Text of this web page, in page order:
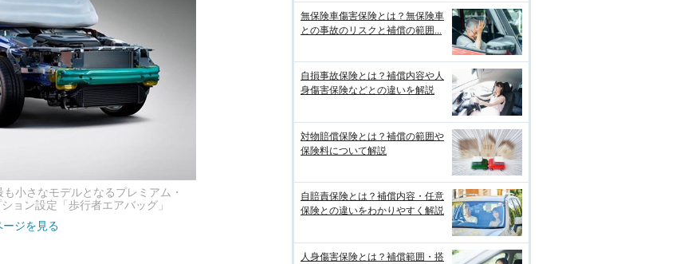
小さなモデルとなるプレミアム・
ョン設定「歩行者エアバッグ」
ージを見る
無保険車傷害保険とは？無保険車
との事故のリスクと補償の範囲...
自損事故保険とは？補償内容や人
身傷害保険などとの違いを解説
対物賠償保険とは？補償の範囲や
保険料について解説
自賠責保険とは？補償内容・任意
保険との違いをわかりやすく解説
人身傷害保険とは？補償範囲・搭